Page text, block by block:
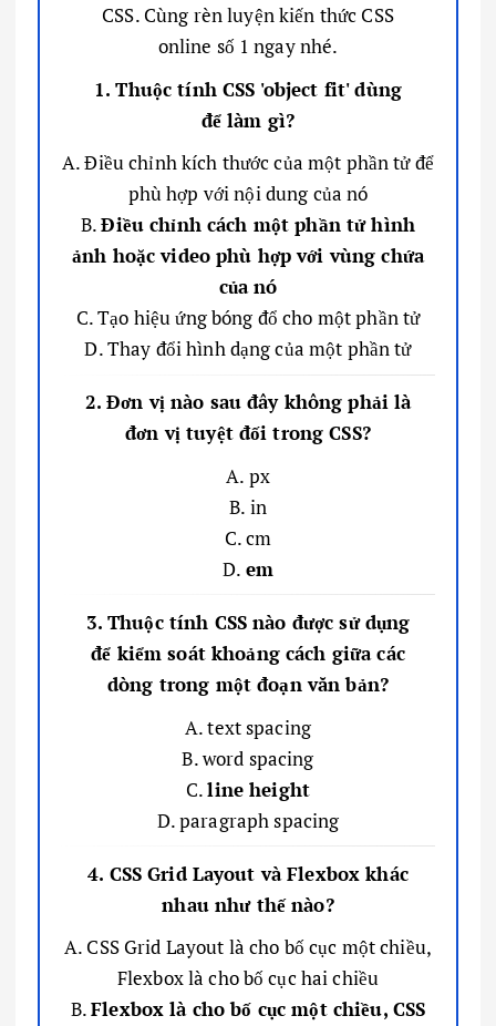
CSS. Cùng rèn luyện kiến thức CSS
online số 1 ngay nhé.
1. Thuộc tính CSS 'object fit' dùng
để làm gì?
A. Điều chỉnh kích thước của một phần tử để
phù hợp với nội dung của nó
B.Điều chỉnh cách một phần tử hình
ảnh hoặc video phù hợp với vùng chứa
của nó
C. Tạo hiệu ứng bóng đổ cho một phần tử
D. Thay đổi hình dạng của một phần tử
2. Đơn vị nào sau đây không phải là
đơn vị tuyệt đối trong CSS?
A. px
B. in
C. cm
D. em
3. Thuộc tính CSS nào được sử dụng
để kiểm soát khoảng cách giữa các
dòng trong một đoạn văn bản?
A. text spacing
B. word spacing
C.line height
D. paragraph spacing
4. CSS Grid Layout và Flexbox khác
nhau như thế nào?
A. CSS Grid Layout là cho bố cục một chiều,
Flexbox là cho bố cục hai chiều
B.Flexbox là cho bố cục một chiều, CSS